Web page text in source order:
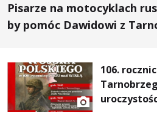
Pisarze na motocyklach
by pomóc Dawidowi z
106.